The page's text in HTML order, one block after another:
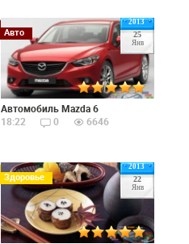
2013
25
Янв
Авто
Автомобиль Mazda 6
18:22
0 6646
2013
22
Янв
Здоровье